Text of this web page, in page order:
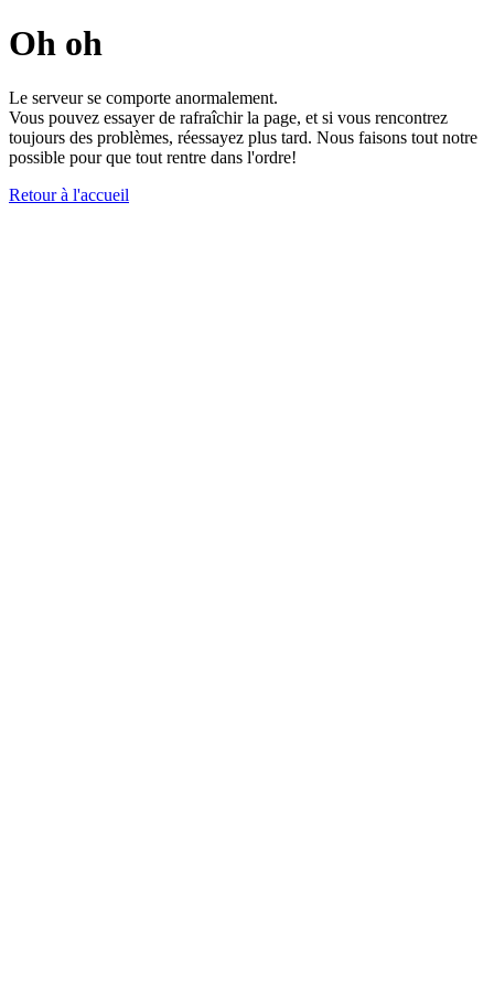
Oh oh
Le serveur se comporte anormalement.
Vous pouvez essayer de rafraîchir la page, et si vous rencontrez
toujours des problèmes, réessayez plus tard. Nous faisons tout notre
possible pour que tout rentre dans l'ordre!
Retour à l'accueil